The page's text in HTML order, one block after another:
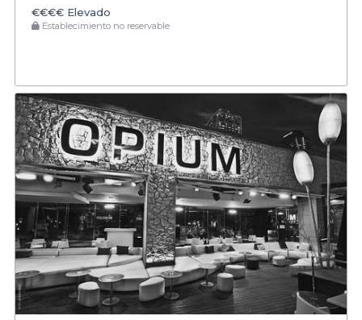
€€€€ Elevado
Establecimiento no reservable